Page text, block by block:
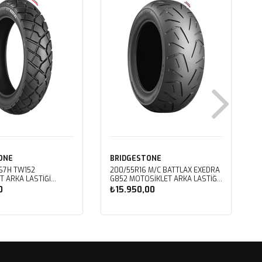
TW152
ARKA LASTIĞI
BRIDGESTONE
200/55R16 M/C BATTLAX EXEDRA
G852 MOTOSIKLET ARKA LASTIĞI
(2024)
₺15.950,00